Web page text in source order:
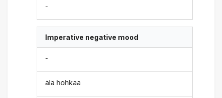
-
Imperative negative mood
-
älä hohkaa